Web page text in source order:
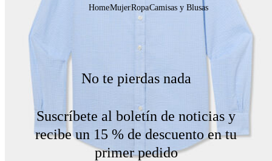
HomeMujerRopaCamisas y Blusas
No te pierdas nada
Suscríbete al boletín de noticias y
recibe un 15 % de descuento en tu
primer pedido